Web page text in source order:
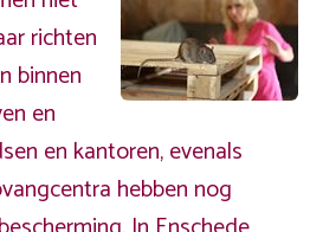
richten
binnen
en
en kantoren, evenals
hebben nog